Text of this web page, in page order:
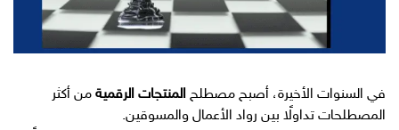
في السنوات الأخيرة، أصبح مصطلح المنتجات الرقمية من أكثر
المصطلحات تداولًا بين رواد الأعمال والمسوقين.